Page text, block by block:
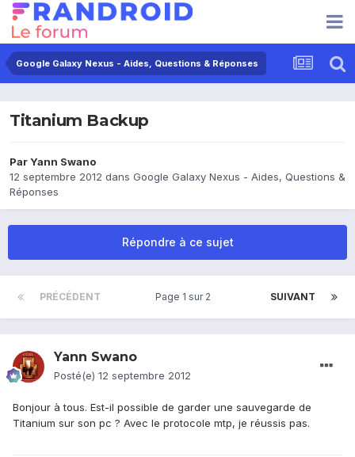
Google Galaxy Nexus - Aides, Questions & Réponses
Titanium Backup
ParYann Swano
12 septembre 2012 dans Google Galaxy Nexus - Aides, Questions &
Réponses
Répondre à ce sujet
PRÉCÉDENT SUIVANT
Page 1 sur 2
Yann Swano
Posté(e) 12 septembre 2012
Bonjour à tous. Est-il possible de garder une sauvegarde de
Titanium sur son pc ? Avec le protocole mtp, je réussis pas.